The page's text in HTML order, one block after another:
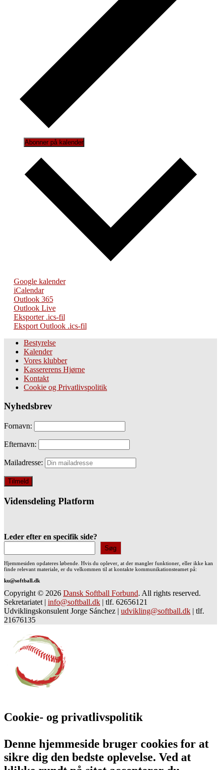
Abonner på kalender
Google kalender
iCalendar
Outlook 365
Outlook Live
Eksporter .ics-fil
Eksport Outlook .ics-fil
Bestyrelse
Kalender
Vores klubber
Kassererens Hjørne
Kontakt
Cookie og Privatlivspolitik
Nyhedsbrev
Fornavn:
Efternavn:
Mailadresse:
Vidensdeling Platform
Leder efter en specifik side?
Søg
Hjemmesiden opdateres løbende. Hvis du oplever, at der mangler funktioner, eller ikke kan
finde relevant materiale, er du velkommen til at kontakte kommunikationsteamet på:
ku@softball.dk
Copyright © 2026 Dansk Softball Forbund. All rights reserved.
Sekretariatet | info@softball.dk | tlf. 62656121
Udviklingskonsulent Jorge Sánchez | udvikling@softball.dk | tlf.
21676135
Cookie- og privatlivspolitik
Denne hjemmeside bruger cookies for at
sikre dig den bedste oplevelse. Ved at